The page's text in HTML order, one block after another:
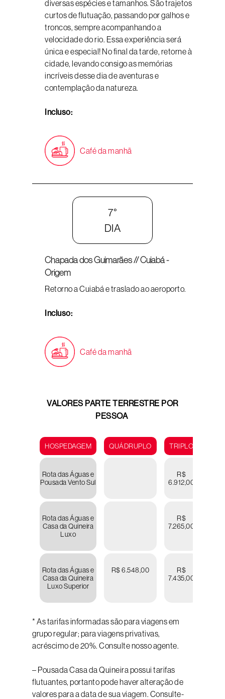
diversas espécies e tamanhos. São trajetos
curtos de flutuação, passando por galhos e
troncos, sempre acompanhando a
velocidade do rio. Essa experiência será
única e especial! No final da tarde, retorne à
cidade, levando consigo as memórias
incríveis desse dia de aventuras e
contemplação da natureza.
Incluso:
Café da manhã
7°
DIA
Chapada dos Guimarães // Cuiabá -
Origem
Retorno a Cuiabá e traslado ao aeroporto.
Incluso:
Café da manhã
VALORES PARTE TERRESTRE POR
PESSOA
HOSPEDAGEM QUÁDRUPLO TRIPLO
Rota das Águas e
Pousada Vento Sul
R$
6.912,00
Rota das Águas e
Casa da Quineira
Luxo
R$
7.265,00
Rota das Águas e
Casa da Quineira
Luxo Superior
R$ 6.548,00
R$
7.435,00
* As tarifas informadas são para viagens em
grupo regular; para viagens privativas,
acréscimo de 20%. Consulte nosso agente.
– Pousada Casa da Quineira possui tarifas
flutuantes, portanto pode haver alteração de
valores para a data de sua viagem. Consulte-